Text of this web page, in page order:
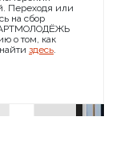
оферта
Переходя или
на сбор
АРТМОЛОДЁЖЬ
о том, как
здесь.